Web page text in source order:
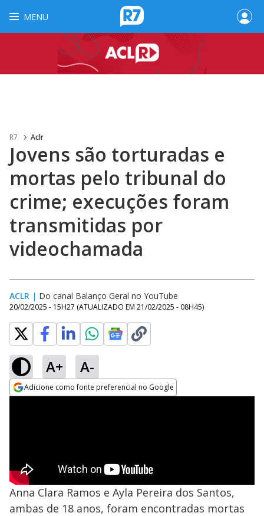
MENU
R7 Aclr
Jovens são torturadas e
mortas pelo tribunal do
crime; execuções foram
transmitidas por
videochamada
ACLR | Do canal Balanço Geral no YouTube
20/02/2025 - 15H27 (ATUALIZADO EM 21/02/2025 - 08H45)
A+ A-
Adicione como fonte preferencial no Google
Anna Clara Ramos e Ayla Pereira dos Santos,
ambas de 18 anos, foram encontradas mortas